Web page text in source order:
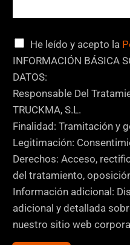
C
a
s
i
l
l
a
s
d
e
v
e
r
He leído y acepto la
INFORMACIÓN BÁSICA
DATOS:
Responsable Del
TRUCKMA, S.L.
Finalidad: Tramitación y
Legitimación:
Derechos: Acceso,
del tratamiento,
Información adicional:
adicional y detallada
nuestro sitio web